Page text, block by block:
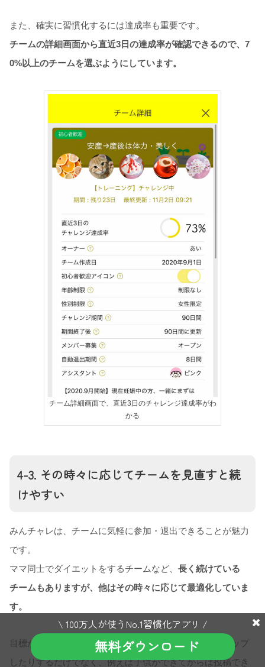
また、確実に習慣化するには達成率も重要です。
チームの詳細画面から直近3日の達成率が確認できるので、7
0%以上のチームを選ぶようにしています。
チーム詳細画面で、直近3日のチャレンジ達成率がわ
かる
4-3. その時々に応じてチームを見直すと続
けやすい
みんチャレは、チームに気軽に参加・退出できることが魅力
です。
ママ同士でダイエットをするチームなど、 長く続けている
チームもありますが、他はその時々に応じて最適化していま
す。
目標が達成できたら卒業したり他のチームにステップアップ
したりするだけでなく、例えば子供ができてからは投稿でき
\ 100万人が使うNo.1習慣化アプリ /
無料ダウンロード